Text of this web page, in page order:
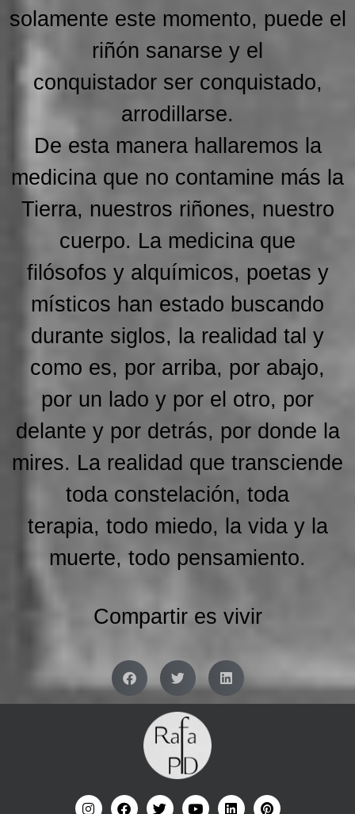
solamente este momento, puede el
riñón sanarse y el
conquistador ser conquistado,
arrodillarse.
De esta manera hallaremos la
medicina que no contamine más la
Tierra, nuestros riñones, nuestro
cuerpo. La medicina que
filósofos y alquímicos, poetas y
místicos han estado buscando
durante siglos, la realidad tal y
como es, por arriba, por abajo,
por un lado y por el otro, por
delante y por detrás, por donde la
mires. La realidad que transciende
toda constelación, toda
terapia, todo miedo, la vida y la
muerte, todo pensamiento.
Compartir es vivir